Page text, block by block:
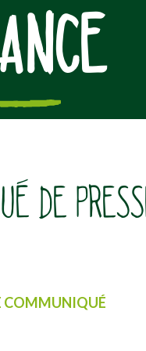
DE
COMMUNIQUÉ